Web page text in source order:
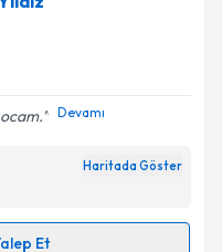
için randevu takvimi
randevu almanız
e-posta ile
ilişkin